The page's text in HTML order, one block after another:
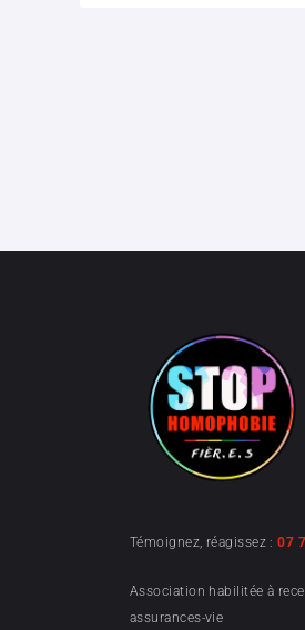
Témoignez, réagissez :07
Association habilitée à
assurances-vie